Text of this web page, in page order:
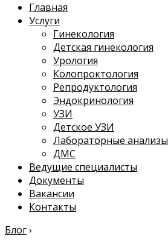
Главная
Услуги
Гинекология
Детская гинекология
Урология
Колопроктология
Репродуктология
Эндокринология
УЗИ
Детское УЗИ
Лабораторные анализы
ДМС
Ведущие специалисты
Документы
Вакансии
Контакты
Блог›